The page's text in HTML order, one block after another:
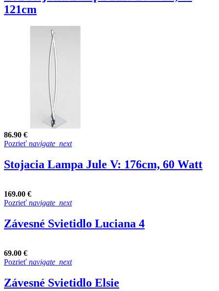
121cm
86.90 €
Pozrieť navigate_next
Stojacia Lampa Jule V: 176cm, 60 Watt
169.00 €
Pozrieť navigate_next
Závesné Svietidlo Luciana 4
69.00 €
Pozrieť navigate_next
Závesné Svietidlo Elsie